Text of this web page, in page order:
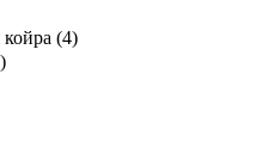
койра (4)
)